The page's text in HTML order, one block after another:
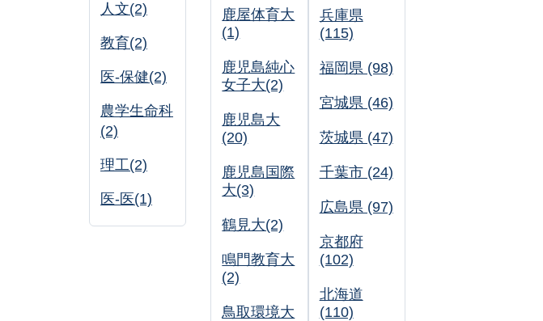
人文(2)
教育(2)
医-保健(2)
農学生命科
(2)
理工(2)
医-医(1)
鹿屋体育大
(1)
鹿児島純心
女子大(2)
鹿児島大
(20)
鹿児島国際
大(3)
鶴見大(2)
鳴門教育大
(2)
鳥取環境大
兵庫県
(115)
福岡県 (98)
宮城県 (46)
茨城県 (47)
千葉市 (24)
広島県 (97)
京都府
(102)
北海道
(110)